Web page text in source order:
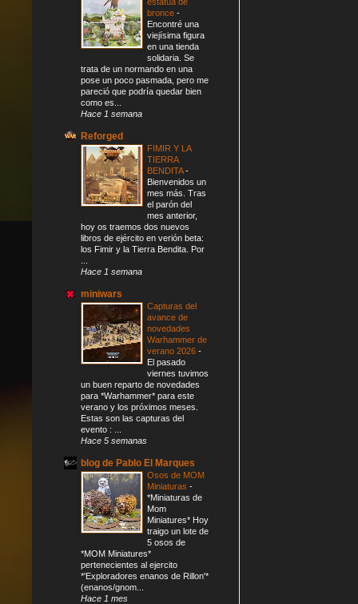
bronce -
Encontré una
viejísima figura
en una tienda
solidaria. Se
trata de un normando en una
pose un poco pasmada, pero me
pareció que podría quedar bien
como es...
Hace 1 semana
Reforged
FIMIR Y LA
TIERRA
BENDITA-
Bienvenidos un
mes más. Tras
el parón del
mes anterior,
hoy os traemos dos nuevos
libros de ejército en verión beta:
los Fimir y la Tierra Bendita. Por
Hace 1 semana
miniwars
Capturas del
avance de
novedades
Warhammer de
verano 2026 -
El pasado
viernes tuvimos
un buen reparto de novedades
para *Warhammer* para este
verano y los próximos meses.
Estas son las capturas del
evento : ...
Hace 5 semanas
blog de Pablo El Marques
Osos de MOM
Miniaturas -
*Miniaturas de
Mom
Miniatures* Hoy
traigo un lote de
5 osos de
*MOM Miniatures*
pertenecientes al ejercito
*'Exploradores enanos de Rillon'*
(enanos/gnom...
Hace 1 mes